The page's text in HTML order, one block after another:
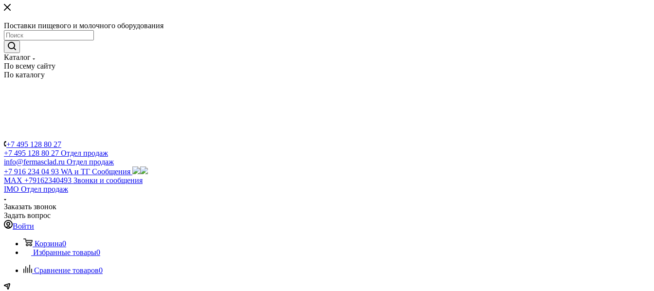
Поставки пищевого и молочного оборудования
Каталог
По всему сайту
По каталогу
+7 495 128 80 27
+7 495 128 80 27 Отдел продаж
info@fermasclad.ru Отдел продаж
+7 916 234 04 93 WA и ТГ Сообщения
MAX +79162340493 Звонки и сообщения
IMO Отдел продаж
Заказать звонок
Задать вопрос
Войти
Корзина0
Избранные товары0
Сравнение товаров0